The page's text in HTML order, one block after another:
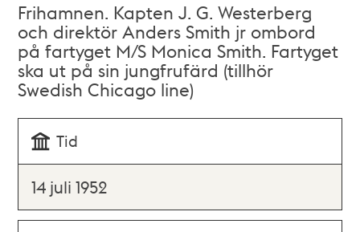
Frihamnen. Kapten J. G. Westerberg
och direktör Anders Smith jr ombord
på fartyget M/S Monica Smith. Fartyget
ska ut på sin jungfrufärd (tillhör
Swedish Chicago line)
Tid
14 juli 1952